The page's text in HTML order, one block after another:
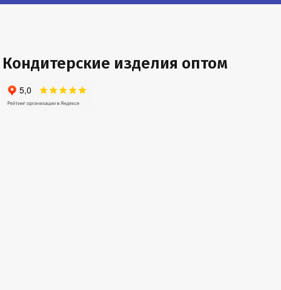
Кондитерские изделия оптом